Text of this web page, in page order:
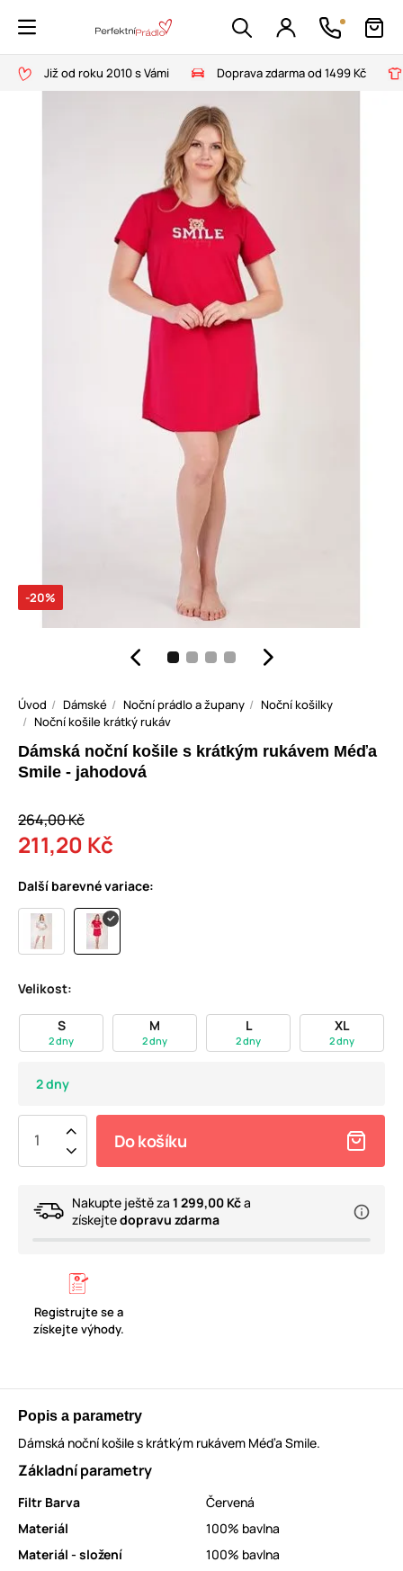
Již od roku 2010 s Vámi Doprava zdarma od 1499 Kč
-20%
Úvod Dámské Noční prádlo a župany
Noční košilky
Noční košile krátký rukáv
Dámská noční košile s krátkým rukávem Méďa
Smile - jahodová
264,00 Kč
211,20 Kč
Další barevné variace:
Velikost:
S
2 dny
M
2 dny
L
2 dny
XL
2 dny
2 dny
Do košíku
Nakupte ještě za 1 299,00 Kča
získejtedopravu zdarma
Registrujte se a
získejte výhody.
Popis a parametry
Dámská noční košile s krátkým rukávem Méďa Smile.
Základní parametry
Filtr Barva
Červená
Materiál
100% bavlna
Materiál - složení
100% bavlna